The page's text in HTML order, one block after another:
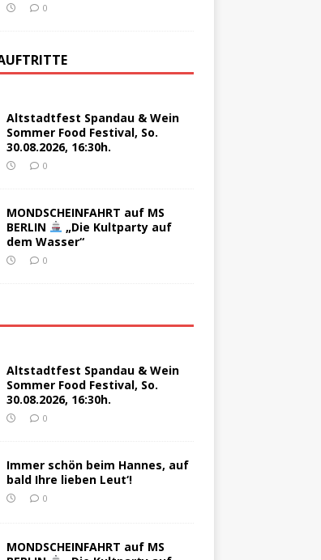
0
Altstadtfest Spandau & Wein
Sommer Food Festival, So.
30.08.2026, 16:30h.
0
MONDSCHEINFAHRT auf MS
BERLIN
„Die Kultparty auf
dem Wasser“
0
Altstadtfest Spandau & Wein
Sommer Food Festival, So.
30.08.2026, 16:30h.
0
Immer schön beim Hannes, auf
bald Ihre lieben Leut‘!
0
MONDSCHEINFAHRT auf MS